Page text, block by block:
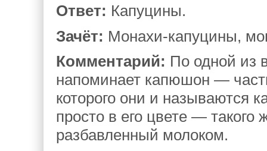
Ответ: Капуцины.
Зачёт: Монахи-капуцины,
Комментарий: По одной из
напоминает капюшон —
которого они и называются
просто в его цвете — такого
разбавленный молоком.